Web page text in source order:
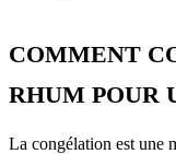
COMMENT
RHUM POUR
La congélation est une